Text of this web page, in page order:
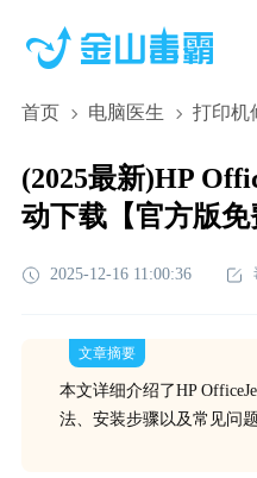
首页 电脑医生 打印机
(2025最新)HP
动下载【官方版
2025-12-16 11:00:36
文章摘要
本文详细介绍了HP
法、安装步骤以及常见问